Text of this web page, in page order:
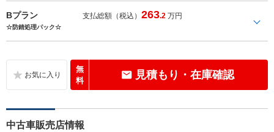
Bプラン 支払総額（税込）263.2 万円
☆防錆処理パック☆
無
料
見積もり・在庫確認
中古車販売店情報